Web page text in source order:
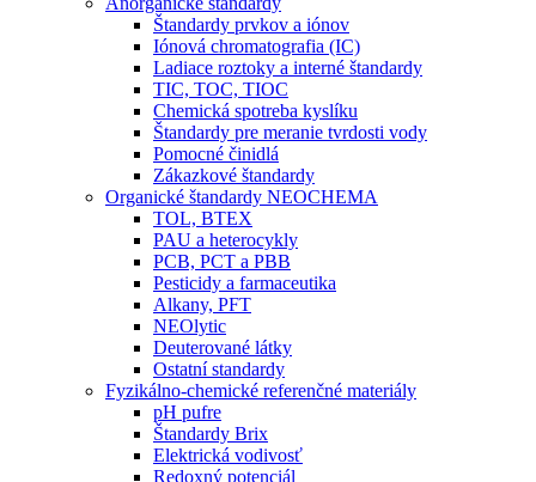
Štandardy prvkov a iónov
Iónová chromatografia (IC)
Ladiace roztoky a interné štandardy
TIC, TOC, TIOC
Chemická spotreba kyslíku
Štandardy pre meranie tvrdosti vody
Pomocné činidlá
Zákazkové štandardy
Organické štandardy NEOCHEMA
TOL, BTEX
PAU a heterocykly
PCB, PCT a PBB
Pesticidy a farmaceutika
Alkany, PFT
NEOlytic
Deuterované látky
Ostatní standardy
Fyzikálno-chemické referenčné materiály
pH pufre
Štandardy Brix
Elektrická vodivosť
Redoxný potenciál